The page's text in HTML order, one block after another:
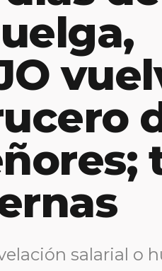
salarial o